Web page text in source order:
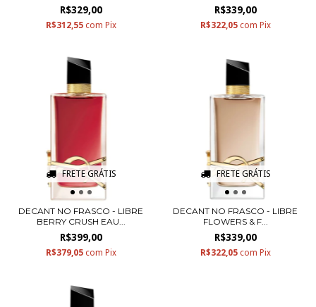
R$329,00
R$312,55 com Pix
R$339,00
R$322,05 com Pix
FRETE GRÁTIS
DECANT NO FRASCO - LIBRE
BERRY CRUSH EAU...
R$399,00
R$379,05 com Pix
FRETE GRÁTIS
DECANT NO FRASCO - LIBRE
FLOWERS & F...
R$339,00
R$322,05 com Pix